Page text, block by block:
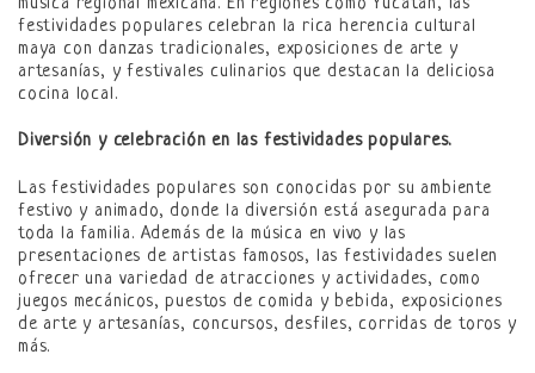
festividades populares celebran la rica herencia cultural
maya con danzas tradicionales, exposiciones de arte y
artesanías, y festivales culinarios que destacan la deliciosa
cocina local.
Diversión y celebración en las festividades populares.
Las festividades populares son conocidas por su ambiente
festivo y animado, donde la diversión está asegurada para
toda la familia. Además de la música en vivo y las
presentaciones de artistas famosos, las festividades suelen
ofrecer una variedad de atracciones y actividades, como
juegos mecánicos, puestos de comida y bebida, exposiciones
de arte y artesanías, concursos, desfiles, corridas de toros y
más.